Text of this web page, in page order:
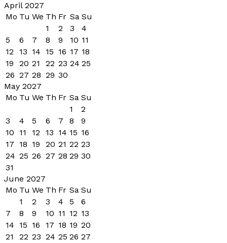
April 2027
Mo Tu We Th Fr Sa Su
1
2 3
4
5
6 7 8 9 10 11
12
13 14 15 16 17 18
19
20 21 22 23 24 25
26 27 28 29 30
May 2027
Mo Tu We Th Fr Sa Su
1
2
3
4 5 6 7 8
9
10
11 12 13 14 15 16
17
18 19 20 21 22 23
24 25 26 27 28 29 30
31
June 2027
Mo Tu We Th Fr Sa Su
1
2 3 4 5
6
7
8 9 10 11 12 13
14
15 16 17 18 19 20
21
22 23 24 25 26 27